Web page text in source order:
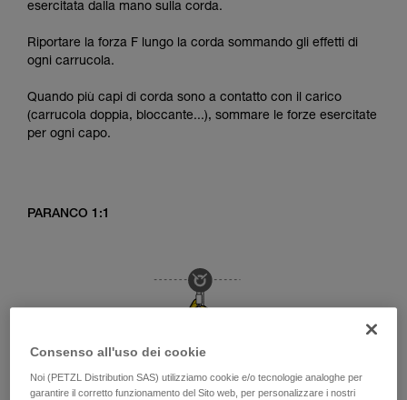
esercitata dalla mano sulla corda.
Riportare la forza F lungo la corda sommando gli effetti di
ogni carrucola.
Quando più capi di corda sono a contatto con il carico
(carrucola doppia, bloccante...), sommare le forze esercitate
per ogni capo.
PARANCO 1:1
Consenso all'uso dei cookie
Noi (PETZL Distribution SAS) utilizziamo cookie e/o tecnologie analoghe per
garantire il corretto funzionamento del Sito web, per personalizzare i nostri